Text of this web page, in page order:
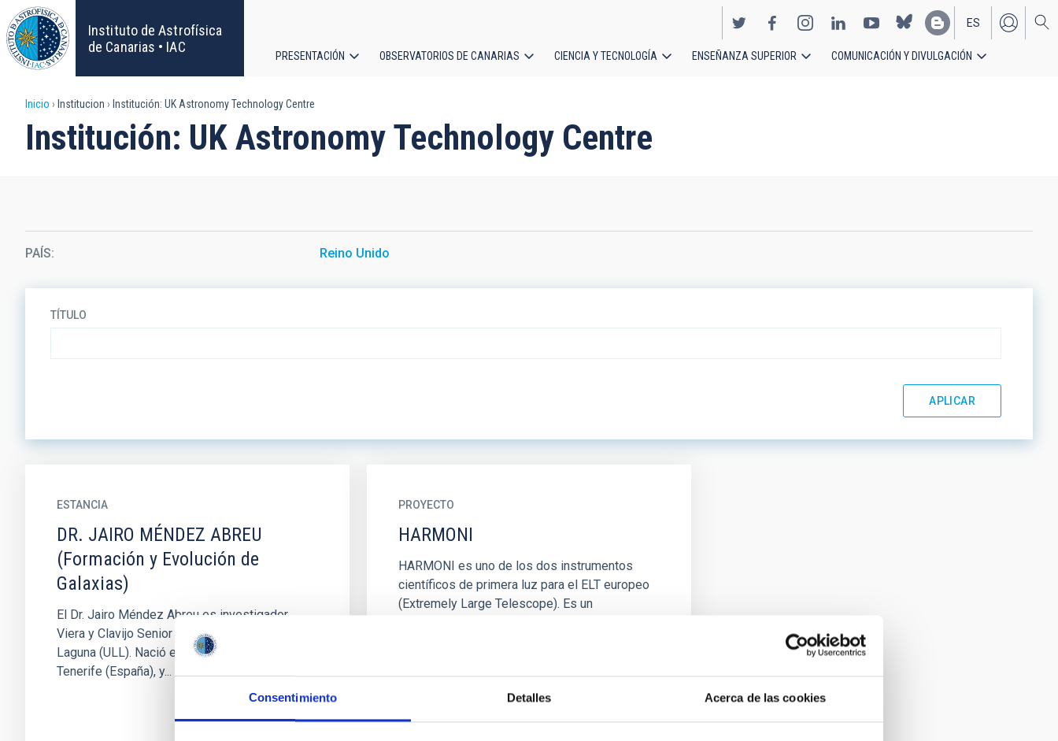
Consentimiento Detalles Acerca de las cookies
Pasar
al
contenido
principal
Instituto de Astrofísica
de Canarias • IAC
EN
ES
principal
PRESENTACIÓN OBSERVATORIOS DE CANARIAS CIENCIA Y TECNOLOGÍA ENSEÑANZA SUPERIOR COMUNICACIÓN Y DIVULGACIÓN
Sobrescribir
enlaces
a
la
navegación
Inicio Institucion Institución: UK Astronomy Technology Centre
Institución: UK Astronomy Technology Centre
PAÍS Reino Unido
TÍTULO
ESTANCIA
DR. JAIRO MÉNDEZ ABREU
(Formación y Evolución de
Galaxias)
El Dr. Jairo Méndez Abreu es investigador
Viera y Clavijo Senior en la Universidad de La
Laguna (ULL). Nació en San Juan de la Rambla,
Tenerife (España), y...
PROYECTO
HARMONI
HARMONI es uno de los dos instrumentos
científicos de primera luz para el ELT europeo
(Extremely Large Telescope). Es un